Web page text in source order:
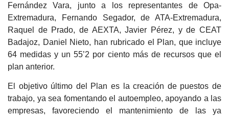
Fernández Vara, junto a los representantes de Opa-
Extremadura, Fernando Segador, de ATA-Extremadura,
Raquel de Prado, de AEXTA, Javier Pérez, y de CEAT
Badajoz, Daniel Nieto, han rubricado el Plan, que incluye
64 medidas y un 55’2 por ciento más de recursos que el
plan anterior.
El objetivo último del Plan es la creación de puestos de
trabajo, ya sea fomentando el autoempleo, apoyando a las
empresas, favoreciendo el mantenimiento de las ya